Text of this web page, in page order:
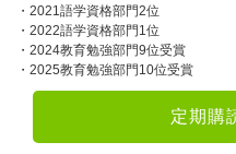
・2021語学資格部門2位
・2022語学資格部門1位
・2024教育勉強部門9位受賞
・2025教育勉強部門10位受賞
定期購